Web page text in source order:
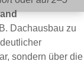
Dachausbau zu
sondern über die